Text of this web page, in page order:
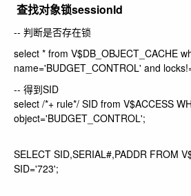
查找对象锁sessionId
-- 判断是否存在锁
select * from V$DB_OBJECT_CACHE
name='BUDGET_CONTROL' and
-- 得到SID
select /*+ rule*/ SID from V$ACCESS
object='BUDGET_CONTROL';
SELECT SID,SERIAL#,PADDR FROM
SID='723';